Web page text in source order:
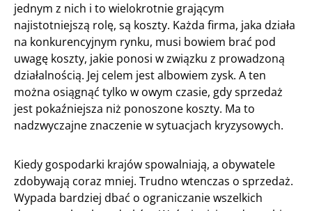
jednym z nich i to wielokrotnie grającym
najistotniejszą rolę, są koszty. Każda firma, jaka działa
na konkurencyjnym rynku, musi bowiem brać pod
uwagę koszty, jakie ponosi w związku z prowadzoną
działalnością. Jej celem jest albowiem zysk. A ten
można osiągnąć tylko w owym czasie, gdy sprzedaż
jest pokaźniejsza niż ponoszone koszty. Ma to
nadzwyczajne znaczenie w sytuacjach kryzysowych.
Kiedy gospodarki krajów spowalniają, a obywatele
zdobywają coraz mniej. Trudno wtenczas o sprzedaż.
Wypada bardziej dbać o ograniczanie wszelkich